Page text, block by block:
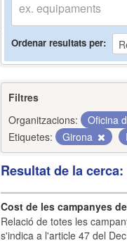
Ordenar resultats per
Filtres
Organitzacions:
Oficina
Etiquetes:
Girona
Resultat de la
Cost de les campanyes
Relació de totes les
s'indica a l'article 47 del